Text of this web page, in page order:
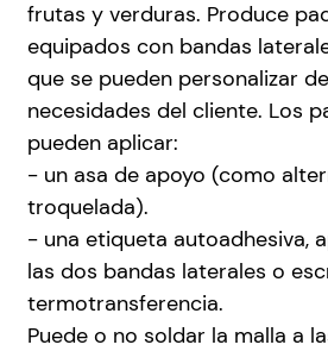
frutas y verduras. Produce
equipados con bandas
que se pueden personalizar
necesidades del cliente. Los
pueden aplicar:
- un asa de apoyo (como
troquelada).
- una etiqueta autoadhesiva,
las dos bandas laterales o
termotransferencia.
Puede o no soldar la malla a